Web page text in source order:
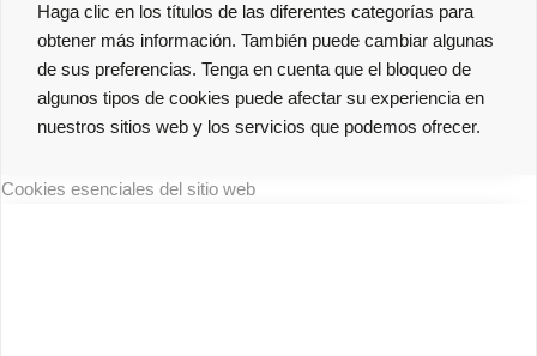
Haga clic en los títulos de las diferentes categorías para
obtener más información. También puede cambiar algunas
de sus preferencias. Tenga en cuenta que el bloqueo de
algunos tipos de cookies puede afectar su experiencia en
nuestros sitios web y los servicios que podemos ofrecer.
Cookies esenciales del sitio web